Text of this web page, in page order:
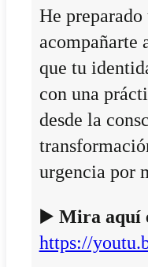
He
acompañarte
que tu
con una
desde la
urgencia por
▶️ Mira aquí
https://